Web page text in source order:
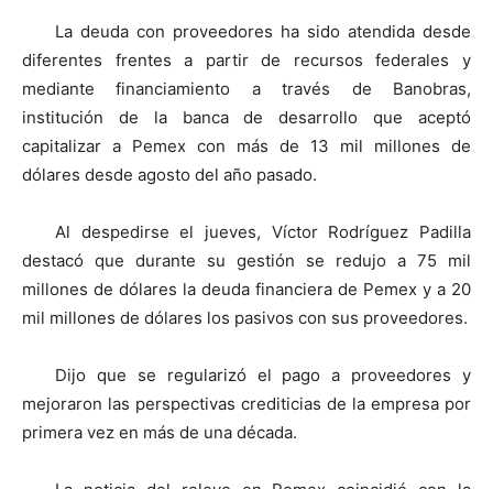
La deuda con proveedores ha sido atendida desde
diferentes frentes a partir de recursos federales y
mediante financiamiento a través de Banobras,
institución de la banca de desarrollo que aceptó
capitalizar a Pemex con más de 13 mil millones de
dólares desde agosto del año pasado.
Al despedirse el jueves, Víctor Rodríguez Padilla
destacó que durante su gestión se redujo a 75 mil
millones de dólares la deuda financiera de Pemex y a 20
mil millones de dólares los pasivos con sus proveedores.
Dijo que se regularizó el pago a proveedores y
mejoraron las perspectivas crediticias de la empresa por
primera vez en más de una década.